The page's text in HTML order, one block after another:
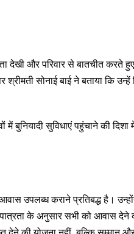
देखी और परिवार से बातचीत करते
सोनाई बाई ने बताया कि उन्हें
बुनियादी सुविधाएं पहुंचाने की दिशा
उपलब्ध कराने प्रतिबद्ध है।
के अनुसार सभी को आवास देने